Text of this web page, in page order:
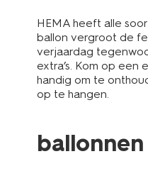
HEMA heeft alle
ballon vergroot de
verjaardag
extra’s. Kom op
handig om te
op te hangen.